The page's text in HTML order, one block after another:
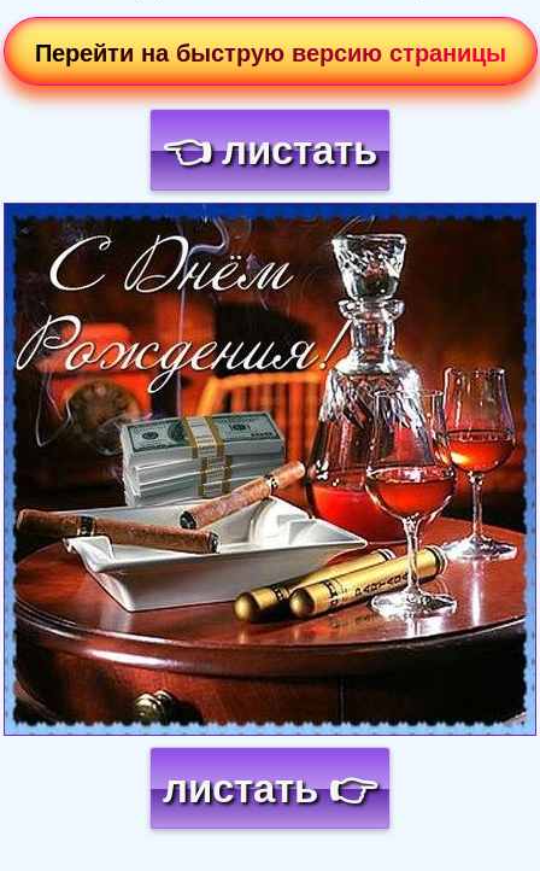
Перейти на быструю версию страницы
👈 листать
Загрузка картинки...
листать 👉